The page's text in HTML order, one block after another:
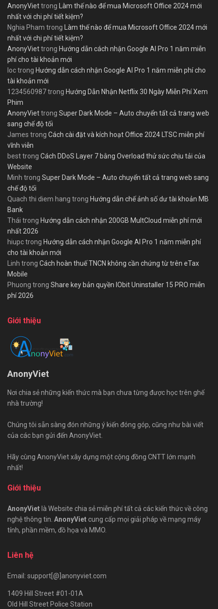
AnonyViettrong Làm thế nào để mua Microsoft Office 2024 mới
nhất với chi phí tiết kiệm?
Nghia Pham trong Làm thế nào để mua Microsoft Office 2024 mới
nhất với chi phí tiết kiệm?
AnonyViettrong Hướng dẫn cách nhận Google AI Pro 1 năm miễn
phí cho tài khoản mới
loctrong Hướng dẫn cách nhận Google AI Pro 1 năm miễn phí cho
tài khoản mới
1234560987trong Hướng Dẫn Nhận Netflix 30 Ngày Miễn Phí Xem
Phim
AnonyViettrong Super Dark Mode – Auto chuyển tất cả trang web
sang chế độ tối
James trong Cách cài đặt và kích hoạt Office 2024 LTSC miễn phí
vĩnh viễn
besttrong Cách DDoS Layer 7 bằng Overload thử sức chịu tải của
Website
Minh trong Super Dark Mode – Auto chuyển tất cả trang web sang
chế độ tối
Quach thi diem hang trong Hướng dẫn chế ảnh số dư tài khoản MB
Bank
Thái trong Hướng dẫn cách nhận 200GB MultCloud miễn phí mới
nhất 2026
hiupctrong Hướng dẫn cách nhận Google AI Pro 1 năm miễn phí
cho tài khoản mới
Linh trong Cách hoàn thuế TNCN không cần chứng từ trên eTax
Mobile
Phuong trong Share key bản quyền IObit Uninstaller 15 PRO miễn
phí 2026
Giới thiệu
AnonyViet
Nơi chia sẻ những kiến thức mà bạn chưa từng được học trên ghế
nhà trường!
Chúng tôi sẵn sàng đón những ý kiến đóng góp, cũng như bài viết
của các bạn gửi đến AnonyViet.
Hãy cùng AnonyViet xây dựng một cộng đồng CNTT lớn mạnh
nhất!
Giới thiệu
AnonyViet là Website chia sẻ miễn phí tất cả các kiến thức về công
nghệ thông tin. AnonyViet cung cấp mọi giải pháp về mạng máy
tính, phần mềm, đồ họa và MMO.
Liên hệ
Email: support[@]anonyviet.com
1409 Hill Street #01-01A
Old Hill Street Police Station